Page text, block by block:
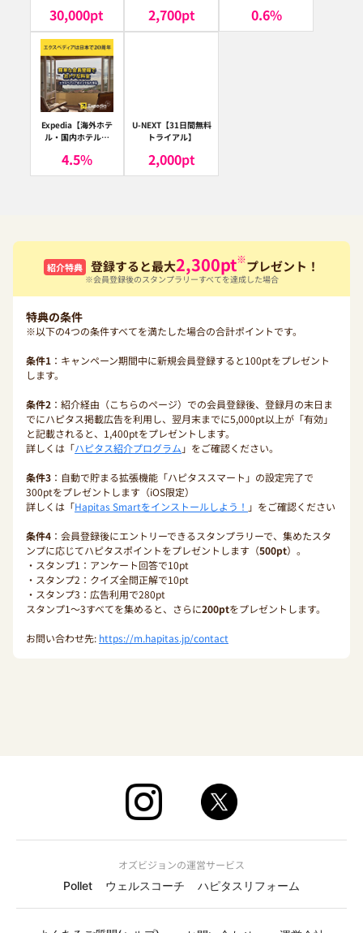
30,000pt 2,700pt 0.6%
Expedia【海外ホテ
ル・国内ホテル予
ア）
4.5%
U-NEXT【31日間無料
トライアル】
2,000pt
紹介特典 登録すると最大2,300pt※プレゼント！
※会員登録後のスタンプラリーすべてを達成した場合
特典の条件
※以下の4つの条件すべてを満たした場合の合計ポイントです。
条件1 ：キャンペーン期間中に新規会員登録すると100ptをプレゼント
します。
条件2 ：紹介経由（こちらのページ）での会員登録後、登録月の末日ま
でにハピタス掲載広告を利用し、翌月末までに5,000pt以上が「有効」
と記載されると、1,400ptをプレゼントします。
詳しくは「ハピタス紹介プログラム 」をご確認ください。
条件3 ：自動で貯まる拡張機能「ハピタススマート」の設定完了で
300ptをプレゼントします（iOS限定）
詳しくは「Hapitas Smartをインストールしよう！ 」をご確認ください
条件4 ：会員登録後にエントリーできるスタンプラリーで、集めたスタ
ンプに応じてハピタスポイントをプレゼントします（500pt）。
・スタンプ1：アンケート回答で10pt
・スタンプ2：クイズ全問正解で10pt
・スタンプ3：広告利用で280pt
スタンプ1〜3すべてを集めると、さらに200ptをプレゼントします。
お問い合わせ先: https://m.hapitas.jp/contact
オズビジョンの運営サービス
Pollet
ウェルスコーチ ハピタスリフォーム